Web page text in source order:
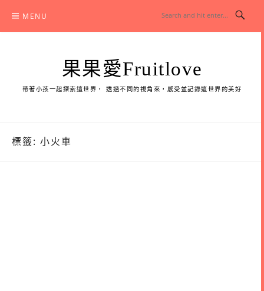
content
MENU
果果愛Fruitlove
帶著小孩一起探索這世界， 透過不同的視角來，感受並記錄這世界的美好
標籤: 小火車